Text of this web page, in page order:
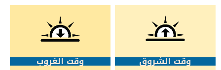
وقت الشروق وقت الغروب